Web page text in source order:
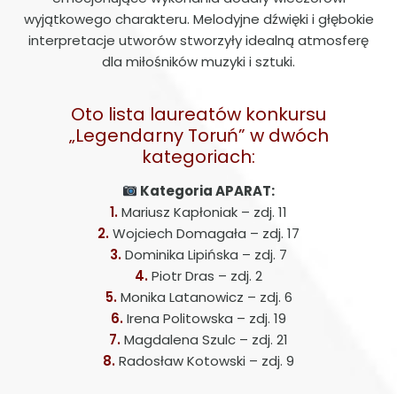
wyjątkowego charakteru. Melodyjne dźwięki i głębokie
interpretacje utworów stworzyły idealną atmosferę
dla miłośników muzyki i sztuki.
Oto lista laureatów konkursu
„Legendarny Toruń” w dwóch
kategoriach:
Kategoria APARAT:
Mariusz Kapłoniak – zdj. 11
Wojciech Domagała – zdj. 17
Dominika Lipińska – zdj. 7
Piotr Dras – zdj. 2
Monika Latanowicz – zdj. 6
Irena Politowska – zdj. 19
Magdalena Szulc – zdj. 21
Radosław Kotowski – zdj. 9